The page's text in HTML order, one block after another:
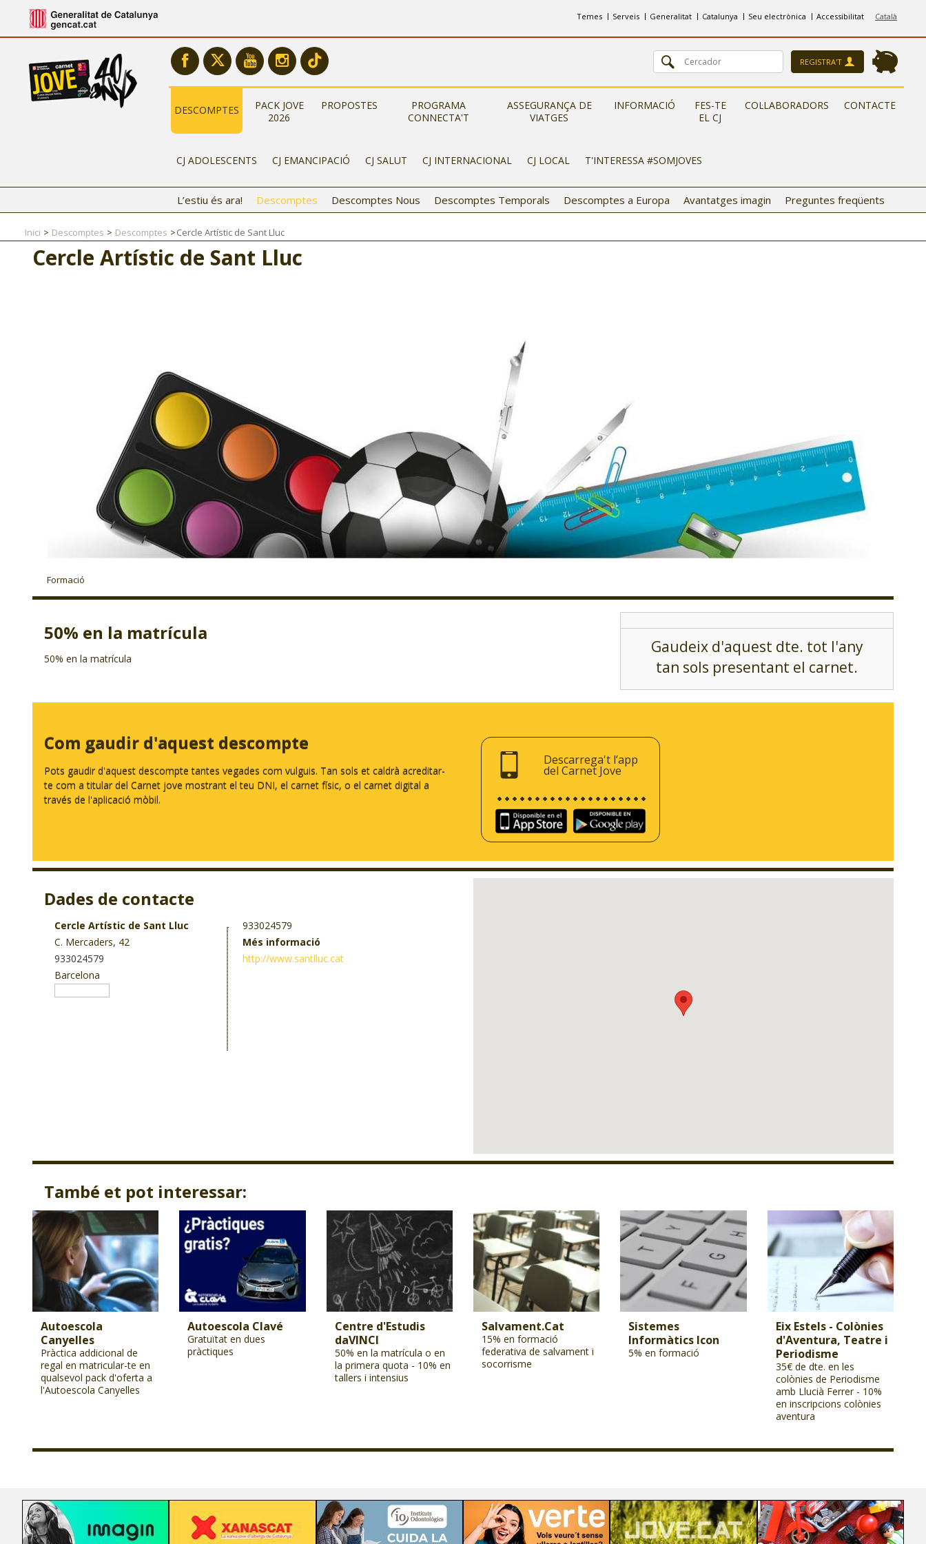
Català
Temes Serveis Generalitat Catalunya Seu electrònica Accessibilitat
REGISTRA'T
DESCOMPTES
PACK JOVE
2026
PROPOSTES
PROGRAMA
CONNECTA'T
ASSEGURANÇA DE
VIATGES
INFORMACIÓ
FES-TE
EL CJ
COL·LABORADORS CONTACTE
CJ ADOLESCENTS CJ EMANCIPACIÓ CJ SALUT CJ INTERNACIONAL CJ LOCAL T'INTERESSA #SOMJOVES
L’estiu és ara! Descomptes Descomptes Nous Descomptes Temporals Descomptes a Europa Avantatges imagin Preguntes freqüents
Inici Descomptes Descomptes Cercle Artístic de Sant Lluc
Cercle Artístic de Sant Lluc
Formació
50% en la matrícula
50% en la matrícula
Gaudeix d'aquest dte. tot l'any
tan sols presentant el carnet.
Com gaudir d'aquest descompte
Pots gaudir d'aquest descompte tantes vegades com vulguis. Tan sols et caldrà acreditar-
te com a titular del Carnet jove mostrant el teu DNI, el carnet físic, o el carnet digital a
través de l'aplicació mòbil.
Descarrega't l’app
del Carnet Jove
Dades de contacte
Cercle Artístic de Sant Lluc
C. Mercaders, 42
933024579
Barcelona
933024579
Més informació
http://www.santlluc.cat
També et pot interessar:
Autoescola
Canyelles
Pràctica addicional de
regal en matricular-te en
qualsevol pack d'oferta a
l'Autoescola Canyelles
Autoescola Clavé
Gratuïtat en dues
pràctiques
Centre d'Estudis
daVINCI
50% en la matrícula o en
la primera quota - 10% en
tallers i intensius
Salvament.Cat
15% en formació
federativa de salvament i
socorrisme
Sistemes
Informàtics Icon
5% en formació
Eix Estels - Colònies
d'Aventura, Teatre i
Periodisme
35€ de dte. en les
colònies de Periodisme
amb Llucià Ferrer - 10%
en inscripcions colònies
aventura